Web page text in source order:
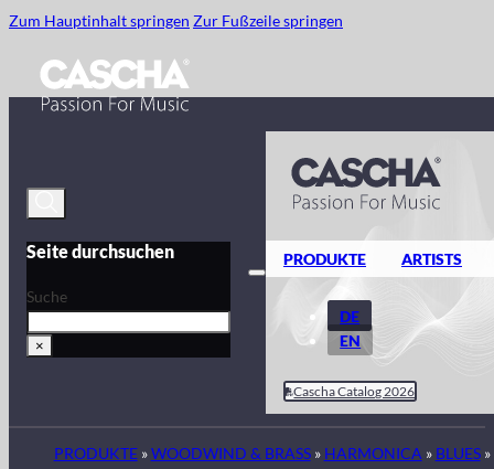
Zum Hauptinhalt springen Zur Fußzeile springen
Seite durchsuchen
Suche
×
PRODUKTE ARTISTS
DE
EN
Cascha Catalog 2026
PRODUKTE»WOODWIND & BRASS» HARMONICA » BLUES»